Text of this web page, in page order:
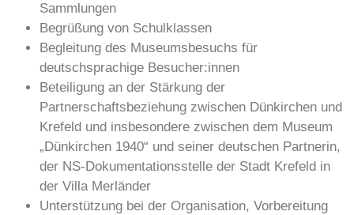
Sammlungen
Begrüßung von Schulklassen
Begleitung des Museumsbesuchs für
deutschsprachige Besucher:innen
Beteiligung an der Stärkung der
Partnerschaftsbeziehung zwischen Dünkirchen und
Krefeld und insbesondere zwischen dem Museum
„Dünkirchen 1940“ und seiner deutschen Partnerin,
der NS-Dokumentationsstelle der Stadt Krefeld in
der Villa Merländer
Unterstützung bei der Organisation, Vorbereitung